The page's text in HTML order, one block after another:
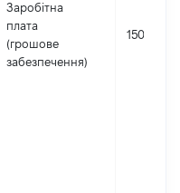
Заробітна
плата
(грошове
забезпечення)
15077